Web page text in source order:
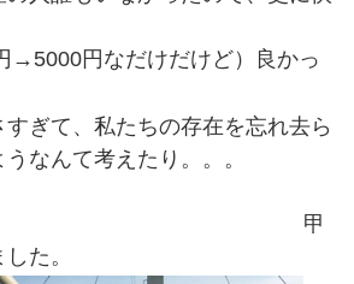
→5000円なだけだけど）良かっ
ぎて、私たちの存在を忘れ去ら
なんて考えたり。。。
甲
た。